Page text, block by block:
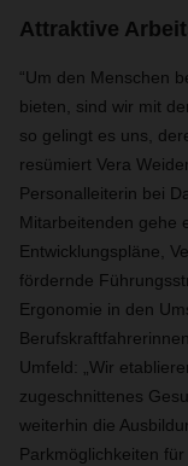
Attraktive
“Um den Menschen
bieten, sind wir mit
so gelingt es uns,
resümiert Vera
Personalleiterin bei
Mitarbeitenden gehe
Entwicklungspläne,
fördernde
Ergonomie in den
Umfeld: „Wir
zugeschnittenes
weiterhin die
Parkmöglichkeiten